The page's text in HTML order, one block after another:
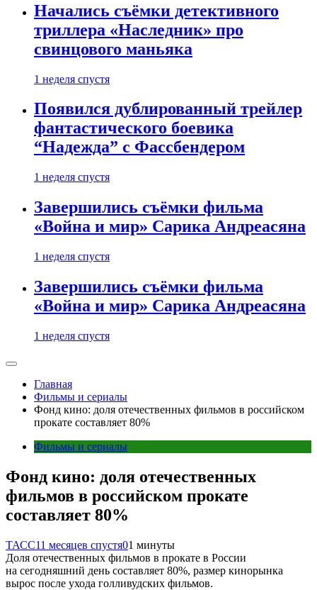
Начались съёмки детективного
триллера «Наследник» про
свинцового маньяка
1 неделя спустя
Появился дублированный трейлер
фантастического боевика
“Надежда” с Фассбендером
1 неделя спустя
Завершились съёмки фильма
«Война и мир» Сарика Андреасяна
1 неделя спустя
Завершились съёмки фильма
«Война и мир» Сарика Андреасяна
1 неделя спустя
Главная
Фильмы и сериалы
Фонд кино: доля отечественных фильмов в российском
прокате составляет 80%
Фильмы и сериалы
Фонд кино: доля отечественных
фильмов в российском прокате
составляет 80%
ТАСС11 месяцев спустя01 минуты
Доля отечественных фильмов в прокате в России
на сегодняшний день составляет 80%, размер кинорынка
вырос после ухода голливудских фильмов.